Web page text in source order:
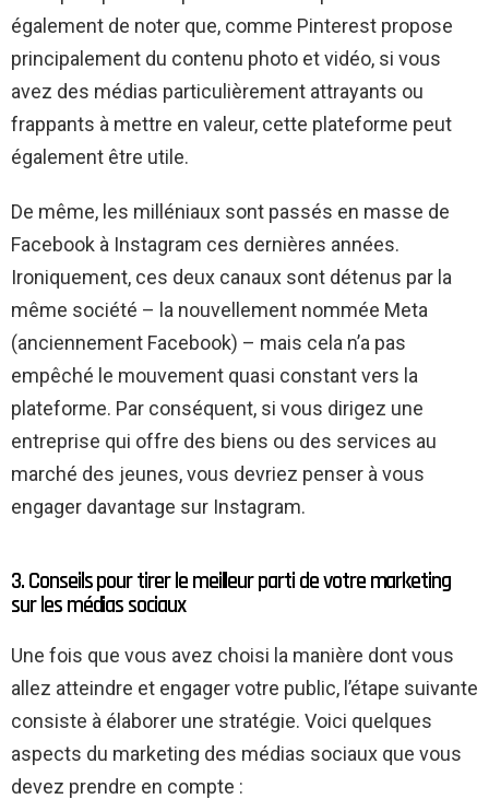
également de noter que, comme Pinterest propose
principalement du contenu photo et vidéo, si vous
avez des médias particulièrement attrayants ou
frappants à mettre en valeur, cette plateforme peut
également être utile.
De même, les milléniaux sont passés en masse de
Facebook à Instagram ces dernières années.
Ironiquement, ces deux canaux sont détenus par la
même société – la nouvellement nommée Meta
(anciennement Facebook) – mais cela n’a pas
empêché le mouvement quasi constant vers la
plateforme. Par conséquent, si vous dirigez une
entreprise qui offre des biens ou des services au
marché des jeunes, vous devriez penser à vous
engager davantage sur Instagram.
3. Conseils pour tirer le meilleur parti de votre marketing
sur les médias sociaux
Une fois que vous avez choisi la manière dont vous
allez atteindre et engager votre public, l’étape suivante
consiste à élaborer une stratégie. Voici quelques
aspects du marketing des médias sociaux que vous
devez prendre en compte :